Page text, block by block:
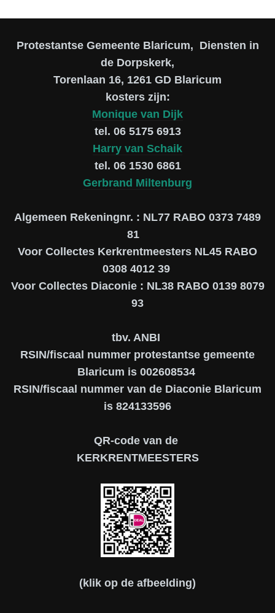
Protestantse Gemeente Blaricum, Diensten in
de Dorpskerk,
Torenlaan 16, 1261 GD Blaricum
kosters zijn:
Monique van Dijk
tel. 06 5175 6913
Harry van Schaik
tel. 06 1530 6861
Gerbrand Miltenburg
Algemeen Rekeningnr. : NL77 RABO 0373 7489
81
Voor Collectes Kerkrentmeesters NL45 RABO
0308 4012 39
Voor Collectes Diaconie : NL38 RABO 0139 8079
93
tbv. ANBI
RSIN/fiscaal nummer protestantse gemeente
Blaricum is 002608534
RSIN/fiscaal nummer van de Diaconie Blaricum
is 824133596
QR-code van de
KERKRENTMEESTERS
(klik op de afbeelding)